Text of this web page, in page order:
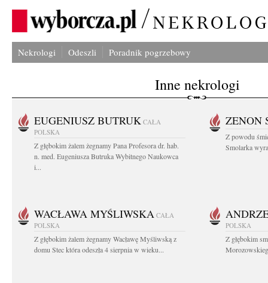
Nekrologi Odeszli Poradnik pogrzebowy
Inne nekrologi
EUGENIUSZ BUTRUK CAŁA
POLSKA
Z głębokim żalem żegnamy Pana Profesora dr. hab.
n. med. Eugeniusza Butruka Wybitnego Naukowca
i...
ZENON
Z powodu
Smolarka
WACŁAWA MYŚLIWSKA CAŁA
POLSKA
Z głębokim żalem żegnamy Wacławę Myśliwską z
domu Stec która odeszła 4 sierpnia w wieku...
POLSKA
Z głębokim